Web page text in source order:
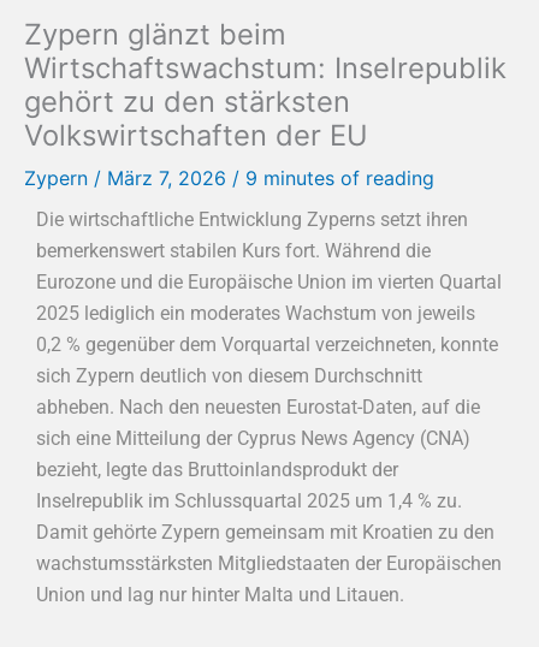
Zypern glänzt beim
Wirtschaftswachstum: Inselrepublik
gehört zu den stärksten
Volkswirtschaften der EU
Zypern / März 7, 2026 / 9 minutes of reading
Die wirtschaftliche Entwicklung Zyperns setzt ihren
bemerkenswert stabilen Kurs fort. Während die
Eurozone und die Europäische Union im vierten Quartal
2025 lediglich ein moderates Wachstum von jeweils
0,2 % gegenüber dem Vorquartal verzeichneten, konnte
sich Zypern deutlich von diesem Durchschnitt
abheben. Nach den neuesten Eurostat-Daten, auf die
sich eine Mitteilung der Cyprus News Agency (CNA)
bezieht, legte das Bruttoinlandsprodukt der
Inselrepublik im Schlussquartal 2025 um 1,4 % zu.
Damit gehörte Zypern gemeinsam mit Kroatien zu den
wachstumsstärksten Mitgliedstaaten der Europäischen
Union und lag nur hinter Malta und Litauen.